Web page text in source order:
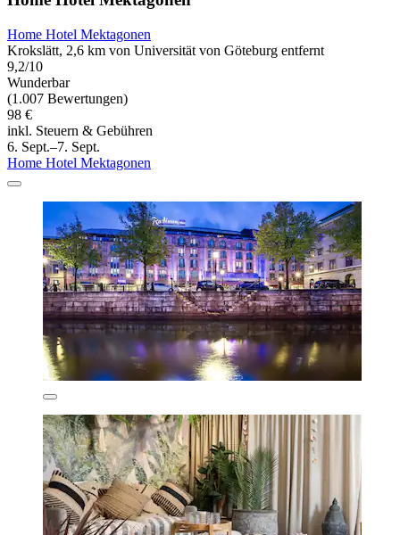
Home Hotel Mektagonen
Krokslätt, 2,6 km von Universität von Göteburg entfernt
9,2/10
Wunderbar
(1.007 Bewertungen)
98 €
inkl. Steuern & Gebühren
6. Sept.–7. Sept.
Home Hotel Mektagonen